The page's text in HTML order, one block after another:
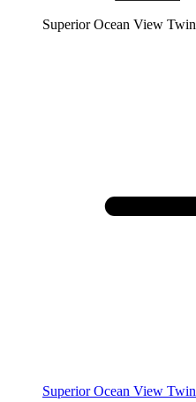
Superior Ocean View Twin
Superior Ocean View Twin